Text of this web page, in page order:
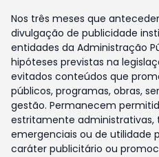
Nos três meses que
divulgação de publicidade
entidades da Administração
hipóteses previstas na
evitados conteúdos que
públicos, programas, obras,
gestão. Permanecem
estritamente administrativas,
emergenciais ou de utilidade
caráter publicitário ou